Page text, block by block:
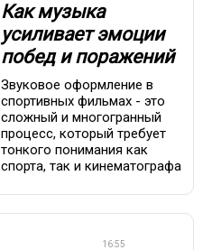
Как музыка
усиливает эмоции
побед и поражений
Звуковое оформление в
спортивных фильмах - это
сложный и многогранный
процесс, который требует
тонкого понимания как
спорта, так и кинематографа
16:55